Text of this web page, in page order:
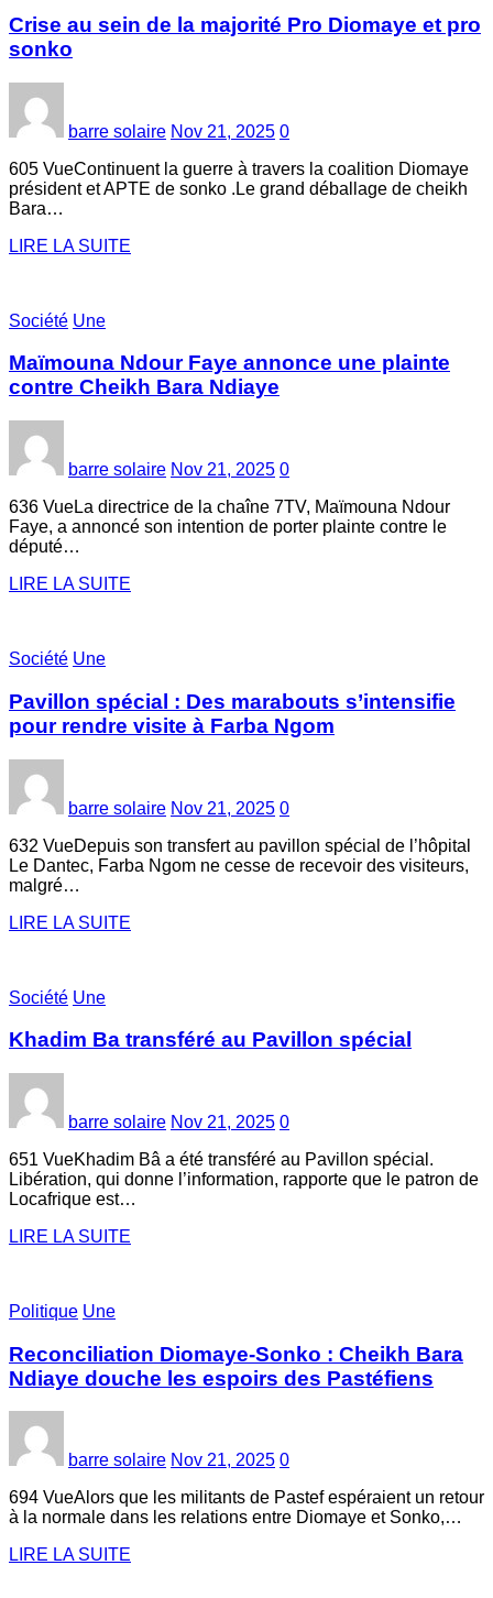
Crise au sein de la majorité Pro Diomaye et pro
sonko
barre solaire Nov 21, 2025 0
605 VueContinuent la guerre à travers la coalition Diomaye
président et APTE de sonko .Le grand déballage de cheikh
Bara…
LIRE LA SUITE
Société Une
Maïmouna Ndour Faye annonce une plainte
contre Cheikh Bara Ndiaye
barre solaire Nov 21, 2025 0
636 VueLa directrice de la chaîne 7TV, Maïmouna Ndour
Faye, a annoncé son intention de porter plainte contre le
député…
LIRE LA SUITE
Société Une
Pavillon spécial : Des marabouts s’intensifie
pour rendre visite à Farba Ngom
barre solaire Nov 21, 2025 0
632 VueDepuis son transfert au pavillon spécial de l’hôpital
Le Dantec, Farba Ngom ne cesse de recevoir des visiteurs,
malgré…
LIRE LA SUITE
Société Une
Khadim Ba transféré au Pavillon spécial
barre solaire Nov 21, 2025 0
651 VueKhadim Bâ a été transféré au Pavillon spécial.
Libération, qui donne l’information, rapporte que le patron de
Locafrique est…
LIRE LA SUITE
Politique Une
Reconciliation Diomaye-Sonko : Cheikh Bara
Ndiaye douche les espoirs des Pastéfiens
barre solaire Nov 21, 2025 0
694 VueAlors que les militants de Pastef espéraient un retour
à la normale dans les relations entre Diomaye et Sonko,…
LIRE LA SUITE